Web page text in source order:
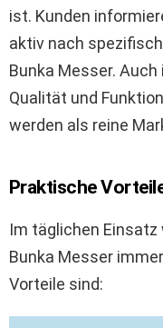
ist. Kunden
aktiv nach
Bunka Messer.
Qualität und
werden als reine
Praktische
Im täglichen Einsatz
Bunka Messer
Vorteile sind: